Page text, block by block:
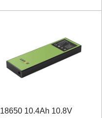
18650 10.4Ah 10.8V